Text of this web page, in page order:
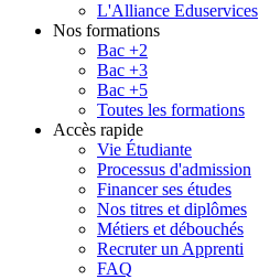
L'Alliance Eduservices
Nos formations
Bac +2
Bac +3
Bac +5
Toutes les formations
Accès rapide
Vie Étudiante
Processus d'admission
Financer ses études
Nos titres et diplômes
Métiers et débouchés
Recruter un Apprenti
FAQ